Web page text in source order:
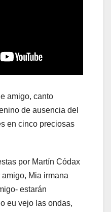
amigo, canto
de ausencia del
en cinco preciosas
por Martín Códax
Mia irmana
estarán
eu vejo las ondas,